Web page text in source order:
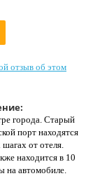
отзыв об этом
города. Старый
порт находятся
шагах от отеля.
находится в 10
на автомобиле.